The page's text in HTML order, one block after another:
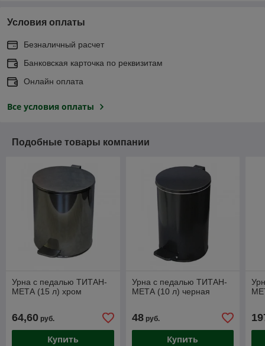
Условия оплаты
Безналичный расчет
Банковская карточка по реквизитам
Онлайн оплата
Все условия оплаты
Подобные товары компании
Урна с педалью ТИТАН-
МЕТА (15 л) хром
64,60 руб.
Купить
Урна с педалью ТИТАН-
МЕТА (10 л) черная
48руб.
Купить